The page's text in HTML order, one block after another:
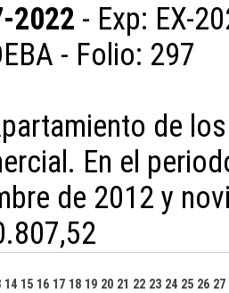
2022 - Exp: EX-
- Folio: 297
de
En el
de 2012 y
14 15 16 17 18 19 20 21 22 23 24 25 26 27